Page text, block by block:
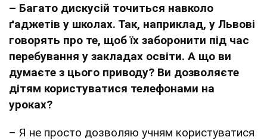
– Багато дискусій точиться навколо
ґаджетів у школах. Так, наприклад, у Львові
говорять про те, щоб їх заборонити під час
перебування у закладах освіти. А що ви
думаєте з цього приводу? Ви дозволяєте
дітям користуватися телефонами на
уроках?
– Я не просто дозволяю учням користуватися